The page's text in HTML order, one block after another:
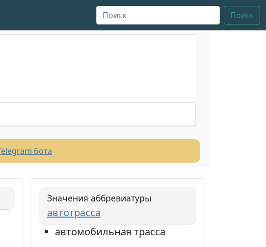
Поиск
бота
Значения аббревиатуры
автотрасса
автомобильная трасса